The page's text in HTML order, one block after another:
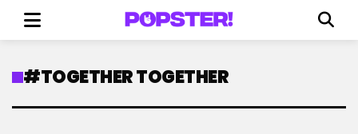
#TOGETHER TOGETHER